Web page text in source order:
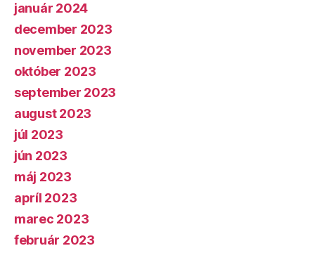
január 2024
december 2023
november 2023
október 2023
september 2023
august 2023
júl 2023
jún 2023
máj 2023
apríl 2023
marec 2023
február 2023